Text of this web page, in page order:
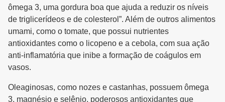
ômega 3, uma gordura boa que ajuda a reduzir os níveis
de triglicerídeos e de colesterol”. Além de outros alimentos
umami, como o tomate, que possui nutrientes
antioxidantes como o licopeno e a cebola, com sua ação
anti-inflamatória que inibe a formação de coágulos em
vasos.
Oleaginosas, como nozes e castanhas, possuem ômega
3, magnésio e selênio, poderosos antioxidantes que